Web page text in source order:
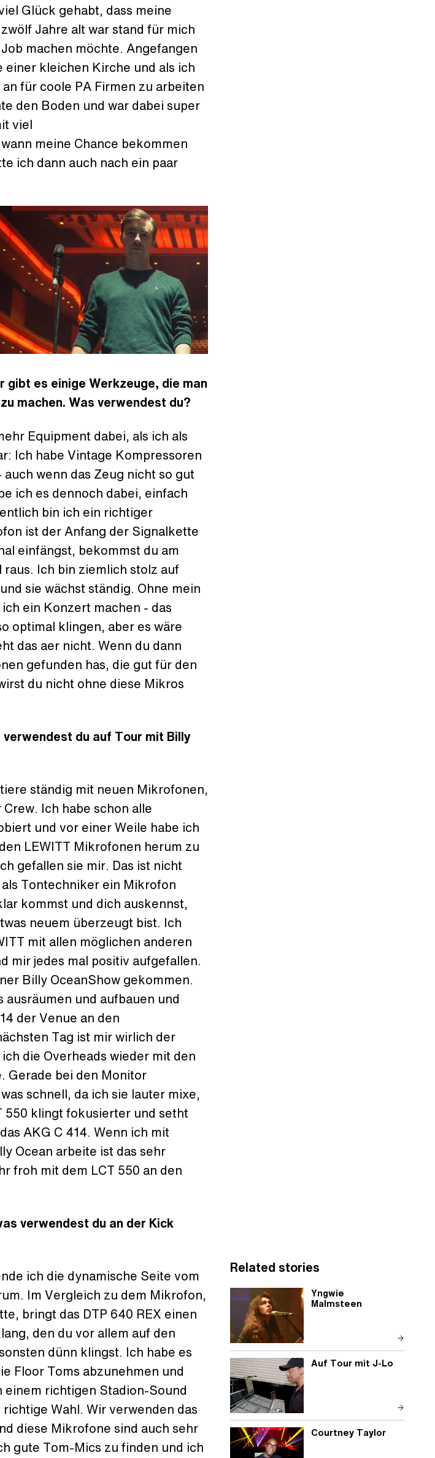
Glück gehabt, dass meine
Jahre alt war stand für mich
machen möchte. Angefangen
einer kleichen Kirche und als ich
für coole PA Firmen zu arbeiten
den Boden und war dabei super
viel
meine Chance bekommen
ich dann auch nach ein paar
gibt es einige Werkzeuge, die man
machen. Was verwendest du?
Equipment dabei, als ich als
Ich habe Vintage Kompressoren
wenn das Zeug nicht so gut
ich es dennoch dabei, einfach
bin ich ein richtiger
ist der Anfang der Signalkette
einfängst, bekommst du am
Ich bin ziemlich stolz auf
sie wächst ständig. Ohne mein
ein Konzert machen - das
optimal klingen, aber es wäre
das aer nicht. Wenn du dann
gefunden has, die gut für den
du nicht ohne diese Mikros
du auf Tour mit Billy
ständig mit neuen Mikrofonen,
Ich habe schon alle
und vor einer Weile habe ich
LEWITT Mikrofonen herum zu
gefallen sie mir. Das ist nicht
Tontechniker ein Mikrofon
kommst und dich auskennst,
neuem überzeugt bist. Ich
mit allen möglichen anderen
mir jedes mal positiv aufgefallen.
Billy OceanShow gekommen.
und aufbauen und
der Venue an den
Tag ist mir wirlich der
die Overheads wieder mit den
Gerade bei den Monitor
schnell, da ich sie lauter mixe,
550 klingt fokusierter und setht
AKG C 414. Wenn ich mit
Ocean arbeite ist das sehr
froh mit dem LCT 550 an den
verwendest du an der Kick
ich die dynamische Seite vom
Im Vergleich zu dem Mikrofon,
bringt das DTP 640 REX einen
den du vor allem auf den
dünn klingst. Ich habe es
Floor Toms abzunehmen und
einem richtigen Stadion-Sound
Wahl. Wir verwenden das
diese Mikrofone sind auch sehr
gute Tom-Mics zu finden und ich
Related stories
Yngwie
Malmsteen
Auf Tour mit J-Lo
Courtney Taylor